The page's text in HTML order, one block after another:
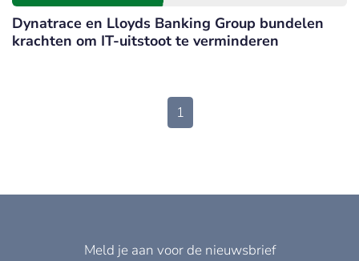
Dynatrace en Lloyds Banking Group bundelen
krachten om IT-uitstoot te verminderen
1
Meld je aan voor de nieuwsbrief